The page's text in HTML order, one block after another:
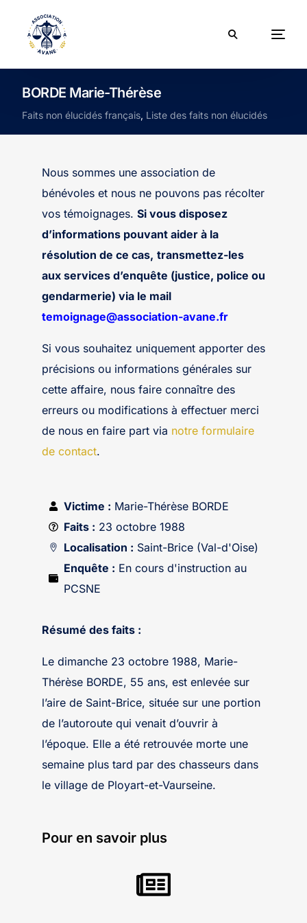
BORDE Marie-Thérèse
Faits non élucidés français, Liste des faits non élucidés
Nous sommes une association de
bénévoles et nous ne pouvons pas récolter
vos témoignages. Si vous disposez
d’informations pouvant aider à la
résolution de ce cas, transmettez-les
aux services d’enquête (justice, police ou
gendarmerie) via le mail
temoignage@association-avane.fr
Si vous souhaitez uniquement apporter des
précisions ou informations générales sur
cette affaire, nous faire connaître des
erreurs ou modifications à effectuer merci
de nous en faire part via notre formulaire
de contact.
Victime : Marie-Thérèse BORDE
Faits : 23 octobre 1988
Localisation : Saint-Brice (Val-d'Oise)
Enquête : En cours d'instruction au
PCSNE
Résumé des faits :
Le dimanche 23 octobre 1988, Marie-
Thérèse BORDE, 55 ans, est enlevée sur
l’aire de Saint-Brice, située sur une portion
de l’autoroute qui venait d’ouvrir à
l’époque. Elle a été retrouvée morte une
semaine plus tard par des chasseurs dans
le village de Ployart-et-Vaurseine.
Pour en savoir plus